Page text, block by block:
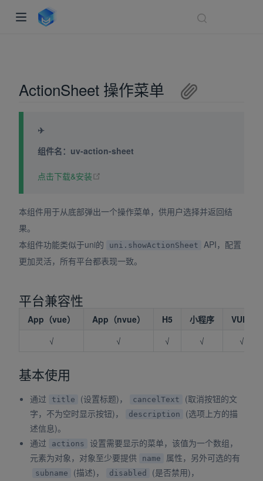
ActionSheet 操作菜单
✈
组件名：uv-action-sheet
点击下载&安装
本组件用于从底部弹出一个操作菜单，供用户选择并返回结
果。
本组件功能类似于uni的
uni.showActionSheet
API，配置
更加灵活，所有平台都表现一致。
平台兼容性
App（vue） App（nvue） H5 小程序
VUE2
√
√ √ √ √
基本使用
通过 title (设置标题)， cancelText
(取消按钮的文
字，不为空时显示按钮)，
description
(选项上方的描
述信息)。
通过
actions
设置需要显示的菜单，该值为一个数组，
元素为对象，对象至少要提供
name 属性，另外可选的有
subname (描述)， disabled (是否禁用)，